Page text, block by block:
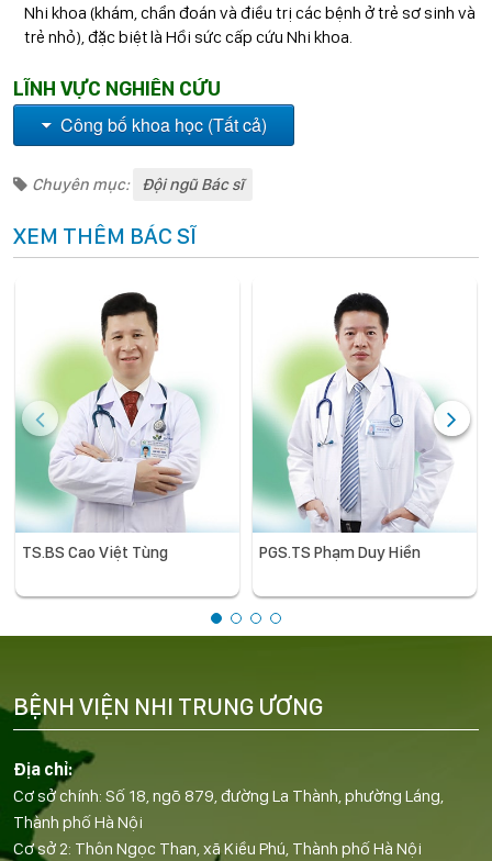
Nhi khoa (khám, chẩn đoán và điều trị các bệnh ở trẻ sơ sinh và
trẻ nhỏ), đặc biệt là Hồi sức cấp cứu Nhi khoa.
LĨNH VỰC NGHIÊN CỨU
Công bố khoa học (Tất cả)
Chuyên mục: Đội ngũ Bác sĩ
XEM THÊM BÁC SĨ
TS.BS Cao Việt Tùng PGS.TS Phạm Duy Hiền
Địa chỉ:
Cơ sở chính: Số 18, ngõ 879, đường La Thành, phường Láng,
Thành phố Hà Nội
Cơ sở 2: Thôn Ngọc Than, xã Kiều Phú, Thành phố Hà Nội
BỆNH VIỆN NHI TRUNG ƯƠNG